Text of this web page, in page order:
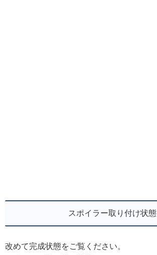
スポイラー取り付け状態
改めて完成状態をご覧ください。